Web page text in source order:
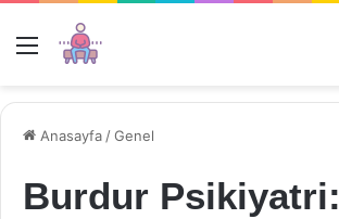
Menü
Anasayfa /Genel
Burdur Psikiyatri: